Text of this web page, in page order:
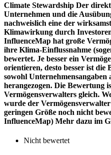
Climate Stewardship Der
Unternehmen und die
nachweislich eine der
Klimawirkung durch
InfluenceMap hat große
ihre Klima-Einflussnahme
bewertet. Je besser ein
orientieren, desto besser ist
sowohl Unternehmensangaben
herangezogen. Die Bewertung
Vermögensverwalters gleich.
wurde der
geringen Größe noch nicht
InfluenceMap) Mehr dazu im
Nicht bewertet